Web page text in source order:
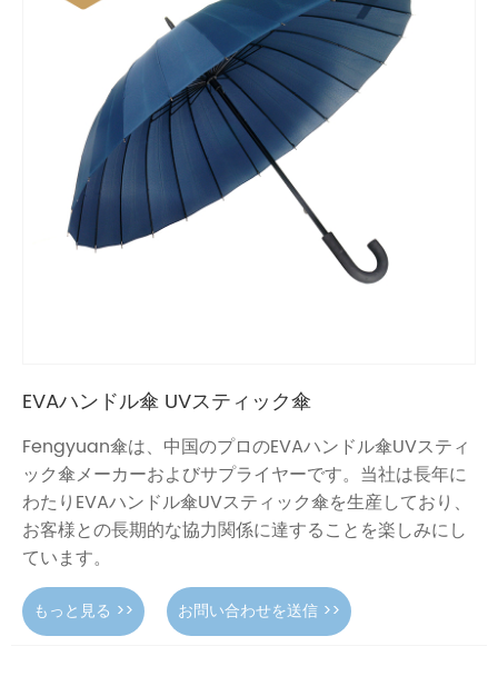
EVAハンドル傘 UVスティック傘
Fengyuan傘は、中国のプロのEVAハンドル傘UVスティ
ック傘メーカーおよびサプライヤーです。当社は長年に
わたりEVAハンドル傘UVスティック傘を生産しており、
お客様との長期的な協力関係に達することを楽しみにし
ています。
もっと見る >> お問い合わせを送信 >>